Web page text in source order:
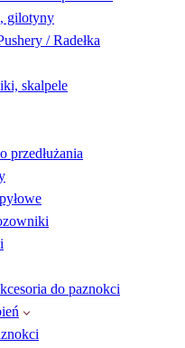
gilotyny
/ Radełka
skalpele
przedłużania
do paznokci